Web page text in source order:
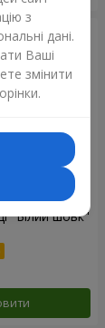
"Білий шовк"
з
дані.
Ваші
змінити